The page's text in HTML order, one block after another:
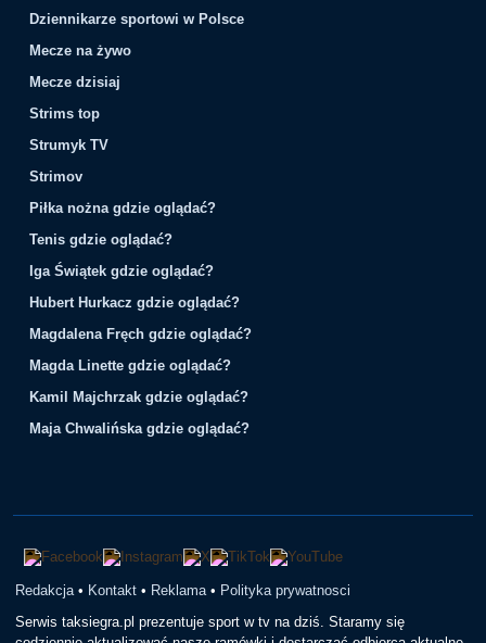
Dziennikarze sportowi w Polsce
Mecze na żywo
Mecze dzisiaj
Strims top
Strumyk TV
Strimov
Piłka nożna gdzie oglądać?
Tenis gdzie oglądać?
Iga Świątek gdzie oglądać?
Hubert Hurkacz gdzie oglądać?
Magdalena Fręch gdzie oglądać?
Magda Linette gdzie oglądać?
Kamil Majchrzak gdzie oglądać?
Maja Chwalińska gdzie oglądać?
Redakcja • Kontakt • Reklama • Polityka prywatnosci
Serwis taksiegra.pl prezentuje sport w tv na dziś. Staramy się